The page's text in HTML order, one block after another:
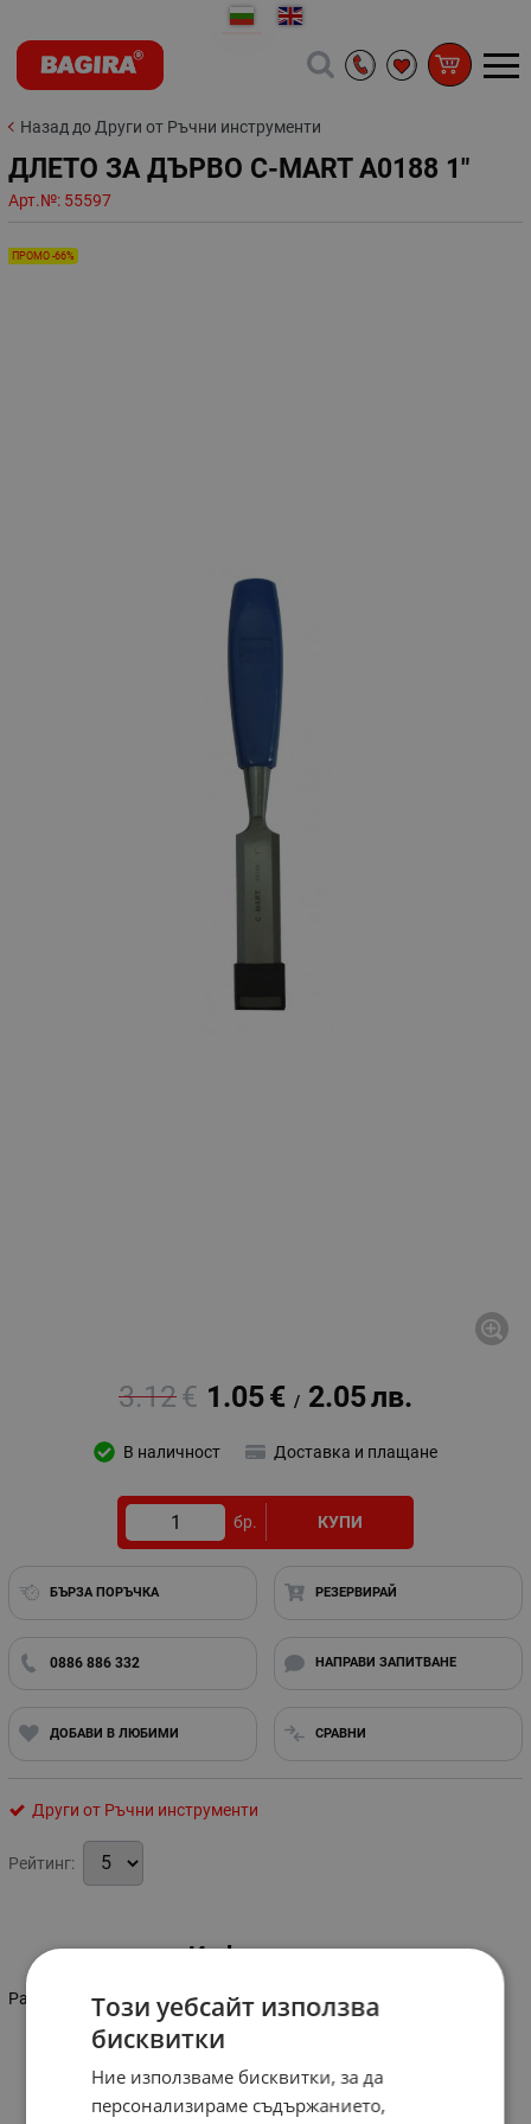
Назад до Други от Ръчни инструменти
ДЛЕТО ЗА ДЪРВО C-MART A0188 1"
Арт.№: 55597
ПРОМО -66%
3.12€ 1.05€ / 2.05лв.
В наличност Доставка и плащане
бр. КУПИ
БЪРЗА ПОРЪЧКА РЕЗЕРВИРАЙ
0886 886 332 НАПРАВИ ЗАПИТВАНЕ
ДОБАВИ В ЛЮБИМИ СРАВНИ
Други от Ръчни инструменти
Рейтинг:
Информация
Размер: 1"
Този уебсайт използва
бисквитки
Ние използваме бисквитки, за да
персонализираме съдържанието,